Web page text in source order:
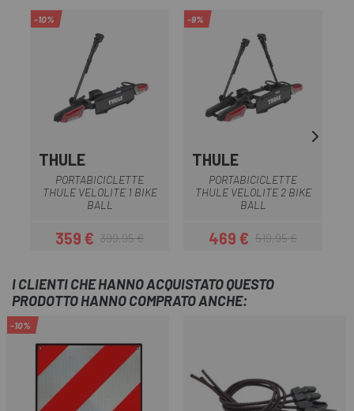
-10%
THULE
PORTABICICLETTE
THULE VELOLITE 1 BIKE
BALL
Prezzo
359 € Prezzo base
399,95 €
-9%
THULE
PORTABICICLETTE
THULE VELOLITE 2 BIKE
BALL
Prezzo
469 € Prezzo base
519,95 €
I CLIENTI CHE HANNO ACQUISTATO QUESTO
PRODOTTO HANNO COMPRATO ANCHE:
-10%